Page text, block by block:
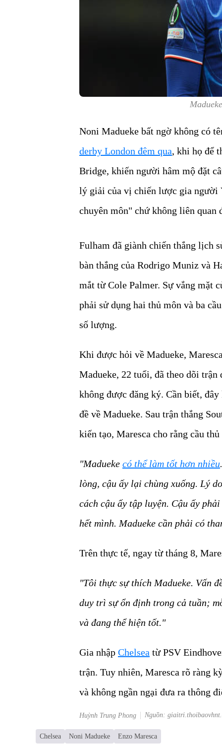
Noni Madueke bất ngờ không có
derby London đêm qua, khi họ để
Bridge, khiến người hâm mộ đặt
lý giải của vị chiến lược gia người
chuyên môn" chứ không liên quan
Fulham đã giành chiến thắng lịch
bàn thắng của Rodrigo Muniz và
mắt từ Cole Palmer. Sự vắng mặt
phải sử dụng hai thủ môn và ba
số lượng.
Khi được hỏi về Madueke,
Madueke, 22 tuổi, đã theo dõi
không được đăng ký. Cần biết,
đề về Madueke. Sau trận thắng
kiến tạo, Maresca cho rằng cầu
"Madueke có thể làm tốt hơn nhiều
lòng, cậu ấy lại chùng xuống. Lý
cách cậu ấy tập luyện. Cậu ấy
hết mình. Madueke cần phải có
Trên thực tế, ngay từ tháng 8,
"Tôi thực sự thích Madueke. Vấn
duy trì sự ổn định trong cả tuần;
và đang thể hiện tốt."
Gia nhập Chelsea từ PSV
trận. Tuy nhiên, Maresca rõ ràng
và không ngần ngại đưa ra thông
Huỳnh Trung Phong Nguồn:
Chelsea Noni Madueke Enzo Maresca